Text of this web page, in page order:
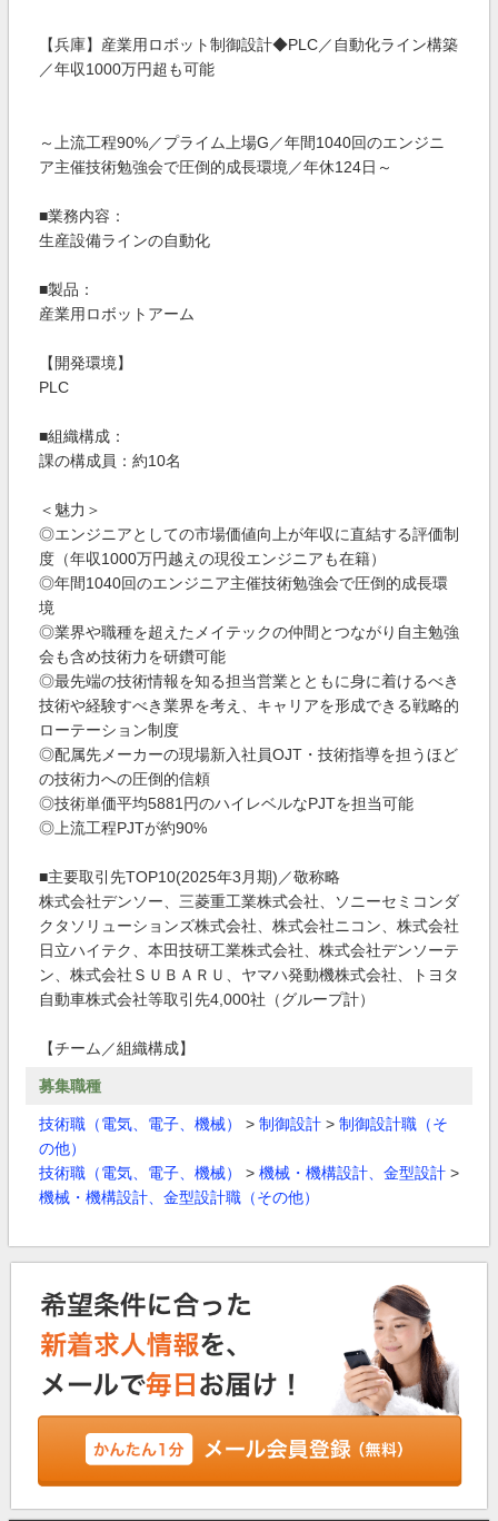
【兵庫】産業用ロボット制御設計◆PLC／自動化ライン構築
／年収1000万円超も可能
～上流工程90%／プライム上場G／年間1040回のエンジニ
ア主催技術勉強会で圧倒的成長環境／年休124日～
■業務内容：
生産設備ラインの自動化
■製品：
産業用ロボットアーム
【開発環境】
PLC
■組織構成：
課の構成員：約10名
＜魅力＞
◎エンジニアとしての市場価値向上が年収に直結する評価制
度（年収1000万円越えの現役エンジニアも在籍）
◎年間1040回のエンジニア主催技術勉強会で圧倒的成長環
境
◎業界や職種を超えたメイテックの仲間とつながり自主勉強
会も含め技術力を研鑽可能
◎最先端の技術情報を知る担当営業とともに身に着けるべき
技術や経験すべき業界を考え、キャリアを形成できる戦略的
ローテーション制度
◎配属先メーカーの現場新入社員OJT・技術指導を担うほど
の技術力への圧倒的信頼
◎技術単価平均5881円のハイレベルなPJTを担当可能
◎上流工程PJTが約90%
■主要取引先TOP10(2025年3月期)／敬称略
株式会社デンソー、三菱重工業株式会社、ソニーセミコンダ
クタソリューションズ株式会社、株式会社ニコン、株式会社
日立ハイテク、本田技研工業株式会社、株式会社デンソーテ
ン、株式会社ＳＵＢＡＲＵ、ヤマハ発動機株式会社、トヨタ
自動車株式会社等取引先4,000社（グループ計）
【チーム／組織構成】
募集職種
技術職（電気、電子、機械） > 制御設計 > 制御設計職（そ
の他）
技術職（電気、電子、機械）
> 機械・機構設計、金型設計 >
機械・機構設計、金型設計職（その他）